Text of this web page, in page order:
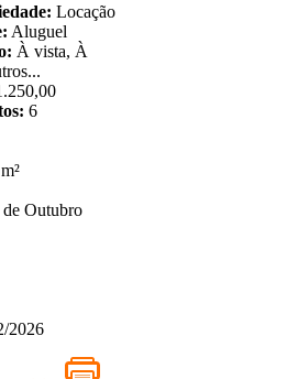
Locação
Aluguel
À vista, À
6
Outubro
2026